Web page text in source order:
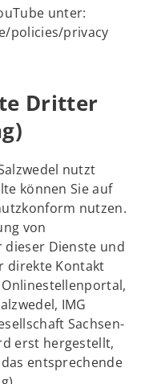
unter:
policies/privacy
Dritter
nutzt
können Sie auf
nutzen.
von
Dienste und
direkte Kontakt
IMG
Sachsen-
erst hergestellt,
entsprechende